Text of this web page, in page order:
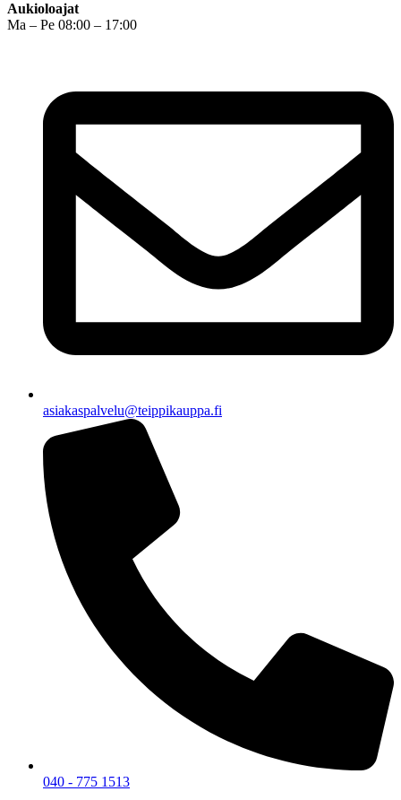
Aukioloajat
Ma – Pe 08:00 – 17:00
asiakaspalvelu@teippikauppa.fi
040 - 775 1513